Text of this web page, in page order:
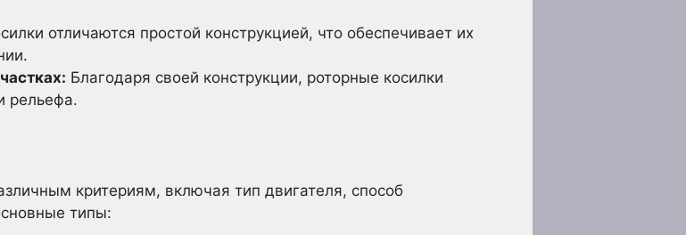
отличаются простой конструкцией, что обеспечивает их
Благодаря своей конструкции, роторные косилки
рельефа.
критериям, включая тип двигателя, способ
типы: